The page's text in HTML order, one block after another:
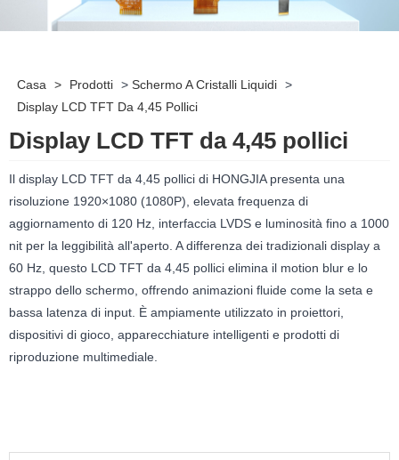
Casa > Prodotti > Schermo A Cristalli Liquidi >
Display LCD TFT Da 4,45 Pollici
Display LCD TFT da 4,45 pollici
Il display LCD TFT da 4,45 pollici di HONGJIA presenta una
risoluzione 1920×1080 (1080P), elevata frequenza di
aggiornamento di 120 Hz, interfaccia LVDS e luminosità fino a 1000
nit per la leggibilità all'aperto. A differenza dei tradizionali display a
60 Hz, questo LCD TFT da 4,45 pollici elimina il motion blur e lo
strappo dello schermo, offrendo animazioni fluide come la seta e
bassa latenza di input. È ampiamente utilizzato in proiettori,
dispositivi di gioco, apparecchiature intelligenti e prodotti di
riproduzione multimediale.